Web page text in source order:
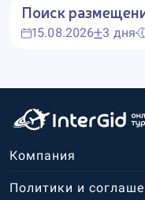
Поиск
15.08.2026 3 дня
Компания
Политики и